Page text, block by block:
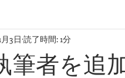
筆者を追
3日 読了時間: 1分